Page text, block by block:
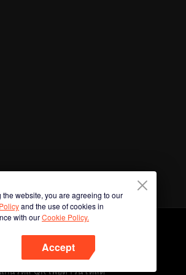
the website, you are agreeing to our
and the use of cookies in
with ourCookie Policy.
Accept
กนรหัส QR เพื่อดาวน์โหลด